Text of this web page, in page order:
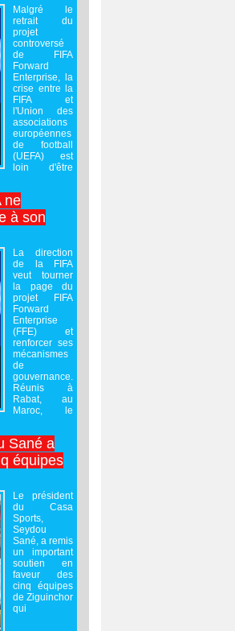
Malgré le
retrait du
projet
controversé
de FIFA
Forward
Enterprise, la
crise entre la
FIFA et
l'Union des
associations
européennes
de football
(UEFA) est
loin d'être
ne
à son
La direction
de la FIFA
veut tourner
la page du
projet FIFA
Forward
Enterprise
(FFE) et
renforcer ses
mécanismes
de
gouvernance.
Réunis à
Rabat, au
Maroc, le
Sané a
équipes
Le président
du Casa
Sports,
Seydou
Sané, a remis
un important
soutien en
faveur des
cinq équipes
de Ziguinchor
qui